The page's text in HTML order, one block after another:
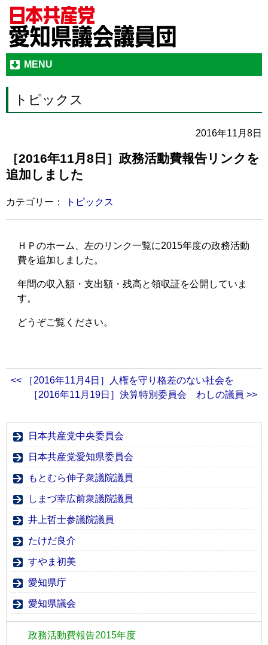
MENU
トピックス
2016年11月8日
［2016年11月8日］政務活動費報告リンクを
追加しました
カテゴリー： トピックス
ＨＰのホーム、左のリンク一覧に2015年度の政務活動
費を追加しました。
年間の収入額・支出額・残高と領収証を公開していま
す。
どうぞご覧ください。
<< ［2016年11月4日］人権を守り格差のない社会を
［2016年11月19日］決算特別委員会 わしの議員 >>
日本共産党中央委員会
日本共産党愛知県委員会
もとむら伸子衆議院議員
しまづ幸広前衆議院議員
井上哲士参議院議員
たけだ良介
すやま初美
愛知県庁
愛知県議会
政務活動費報告2015年度